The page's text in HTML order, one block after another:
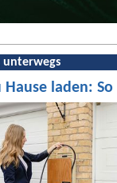
unterwegs
Hause laden: